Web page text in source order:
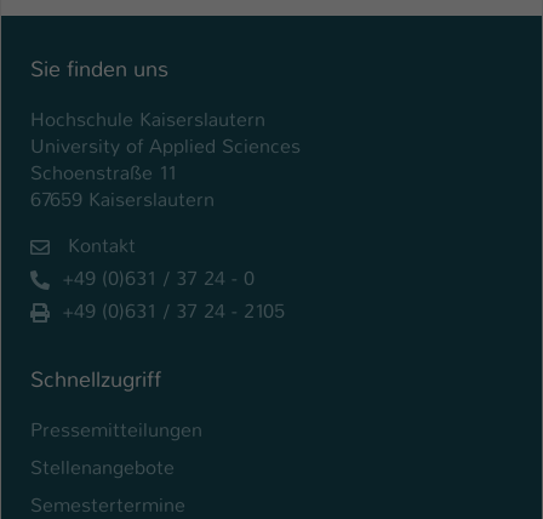
Sie finden uns
Hochschule Kaiserslautern
University of Applied Sciences
Schoenstraße 11
67659 Kaiserslautern
Kontakt
+49 (0)631 / 37 24 - 0
+49 (0)631 / 37 24 - 2105
Schnellzugriff
Pressemitteilungen
Stellenangebote
Semestertermine